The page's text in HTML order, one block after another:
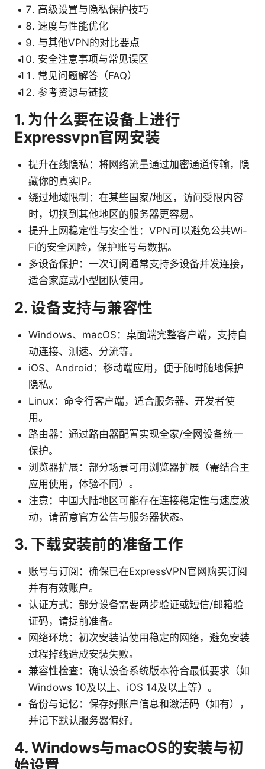
高级设置与隐私保护技巧
速度与性能优化
与其他VPN的对比要点
安全注意事项与常见误区
常见问题解答（FAQ）
参考资源与链接
1. 为什么要在设备上进行
Expressvpn官网安装
提升在线隐私：将网络流量通过加密通道传输，隐
藏你的真实IP。
绕过地域限制：在某些国家/地区，访问受限内容
时，切换到其他地区的服务器更容易。
提升上网稳定性与安全性：VPN可以避免公共Wi-
Fi的安全风险，保护账号与数据。
多设备保护：一次订阅通常支持多设备并发连接，
适合家庭或小型团队使用。
2. 设备支持与兼容性
Windows、macOS：桌面端完整客户端，支持自
动连接、测速、分流等。
iOS、Android：移动端应用，便于随时随地保护
隐私。
Linux：命令行客户端，适合服务器、开发者使
用。
路由器：通过路由器配置实现全家/全网设备统一
保护。
浏览器扩展：部分场景可用浏览器扩展（需结合主
应用使用，体验不同）。
注意：中国大陆地区可能存在连接稳定性与速度波
动，请留意官方公告与服务器状态。
3. 下载安装前的准备工作
账号与订阅：确保已在ExpressVPN官网购买订阅
并有有效账户。
认证方式：部分设备需要两步验证或短信/邮箱验
证码，请提前准备。
网络环境：初次安装请使用稳定的网络，避免安装
过程掉线造成安装失败。
兼容性检查：确认设备系统版本符合最低要求（如
Windows 10及以上、iOS 14及以上等）。
备份与记忆：保存好账户信息和激活码（如有），
并记下默认服务器偏好。
4. Windows与macOS的安装与初
始设置